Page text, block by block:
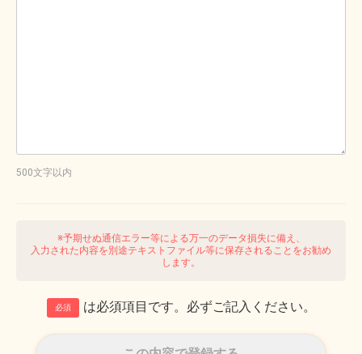
500文字以内
※予期せぬ通信エラー等による万一のデータ損失に備え、
入力された内容を別途テキストファイル等に保存されることをお勧め
します。
必須 は必須項目です。必ずご記入ください。